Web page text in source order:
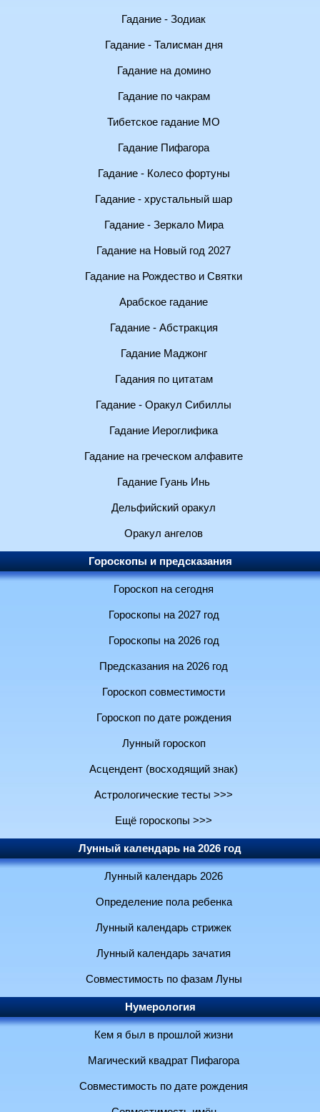
Гадание - Зодиак
Гадание - Талисман дня
Гадание на домино
Гадание по чакрам
Тибетское гадание МО
Гадание Пифагора
Гадание - Колесо фортуны
Гадание - хрустальный шар
Гадание - Зеркало Мира
Гадание на Новый год 2027
Гадание на Рождество и Святки
Арабское гадание
Гадание - Абстракция
Гадание Маджонг
Гадания по цитатам
Гадание - Оракул Сибиллы
Гадание Иероглифика
Гадание на греческом алфавите
Гадание Гуань Инь
Дельфийский оракул
Оракул ангелов
Гороскопы и предсказания
Гороскоп на сегодня
Гороскопы на 2027 год
Гороскопы на 2026 год
Предсказания на 2026 год
Гороскоп совместимости
Гороскоп по дате рождения
Лунный гороскоп
Асцендент (восходящий знак)
Астрологические тесты >>>
Ещё гороскопы >>>
Лунный календарь на 2026 год
Лунный календарь 2026
Определение пола ребенка
Лунный календарь стрижек
Лунный календарь зачатия
Совместимость по фазам Луны
Нумерология
Кем я был в прошлой жизни
Магический квадрат Пифагора
Совместимость по дате рождения